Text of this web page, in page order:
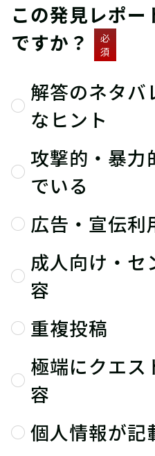
この発見レポ
ですか？
必
須
解答のネタバ
なヒント
攻撃的・暴力
でいる
広告・宣伝利
成人向け・セ
容
重複投稿
極端にクエス
容
個人情報が記